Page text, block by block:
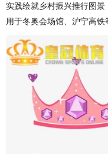
实践绘就乡村振兴推行图
用于冬奥会场馆、沪宁高铁